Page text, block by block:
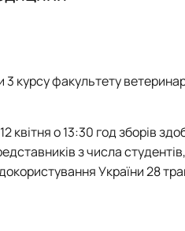
3 курсу факультету
квітня о 13:30 год зборів
з числа
України 28